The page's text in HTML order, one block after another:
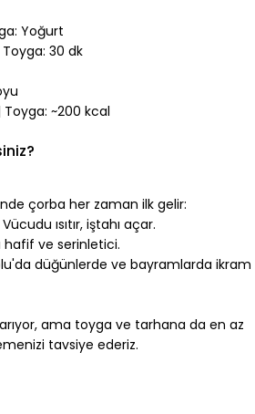
Yoğurt
Toyga: 30 dk
Toyga: ~200 kcal
çorba her zaman ilk gelir:
ısıtır, iştahı açar.
hafif ve serinletici.
düğünlerde ve bayramlarda ikram
ama toyga ve tarhana da en az
tavsiye ederiz.